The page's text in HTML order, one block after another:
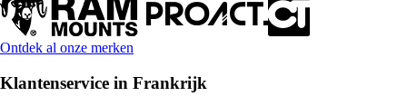
Ontdek al onze merken
Klantenservice in Frankrijk